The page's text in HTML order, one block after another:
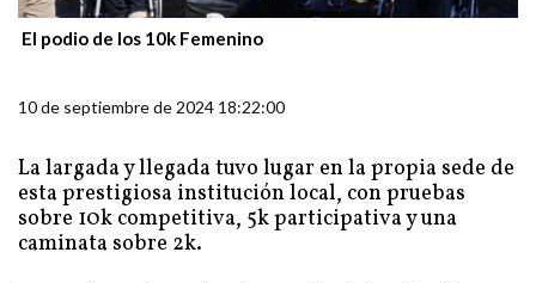
El podio de los 10k Femenino
10 de septiembre de 2024 18:22:00
La largada y llegada tuvo lugar en la propia sede de
esta prestigiosa institución local, con pruebas
sobre 10k competitiva, 5k participativa y una
caminata sobre 2k.